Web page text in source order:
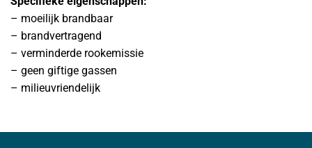
– moeilijk brandbaar
– brandvertragend
– verminderde rookemissie
– geen giftige gassen
– milieuvriendelijk